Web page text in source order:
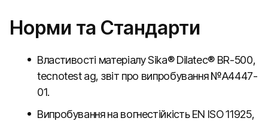
Норми та Стандарти
Властивості матеріалу Sika® Dilatec® BR-500,
tecnotest ag, звіт про випробування №A4447-
01.
Випробування на вогнестійкість EN ISO 11925,